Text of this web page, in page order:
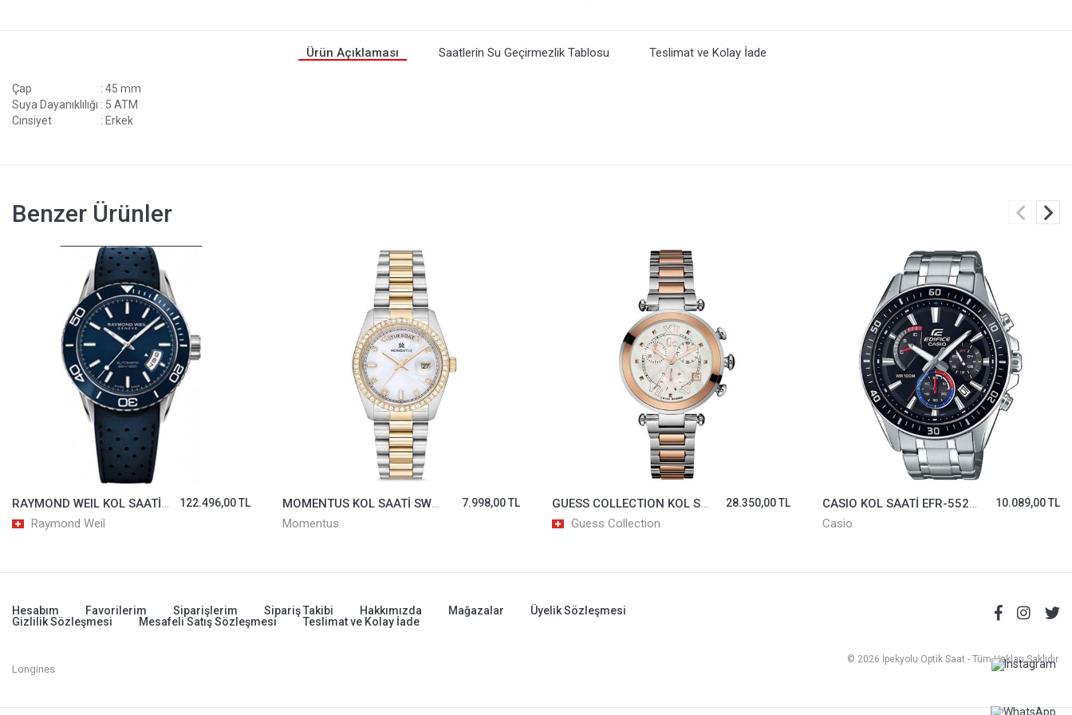
Ürün Açıklaması Saatlerin Su Geçirmezlik Tablosu Teslimat ve Kolay İade
Çap
: 45 mm
Suya Dayanıklılığı : 5 ATM
Cinsiyet
: Erkek
Benzer Ürünler
RAYMOND WEIL KOL SAATİ 2760-SR3-50001
Raymond Weil
122.496,00 TL
MOMENTUS KOL SAATİ SW134T-09SG
Momentus
7.998,00 TL
GUESS COLLECTION KOL SAATİ GCY05002M1MF
Guess Collection
28.350,00 TL
CASIO KOL SAATİ EFR-552D-1A3VUDF
Casio
10.089,00 TL
Hesabım Favorilerim Siparişlerim Sipariş Takibi Hakkımızda Mağazalar
Üyelik Sözleşmesi
Gizlilik Sözleşmesi
Mesafeli Satış Sözleşmesi Teslimat ve Kolay İade
Longines
© 2026 İpekyolu Optik Saat - Tüm Hakları Saklıdır.